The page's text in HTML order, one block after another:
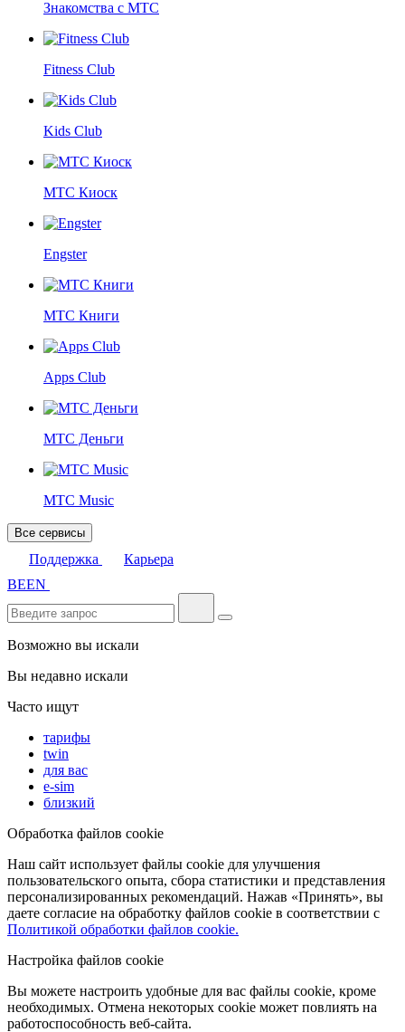
Знакомства с МТС
Fitness Club
Kids Club
МТС Киоск
Engster
МТС Книги
Apps Club
МТС Деньги
МТС Music
Все сервисы
Поддержка
Карьера
BEEN
Возможно вы искали
Вы недавно искали
Часто ищут
тарифы
twin
для вас
e-sim
близкий
Обработка файлов cookie
Наш сайт использует файлы cookie для улучшения
пользовательского опыта, сбора статистики и представления
персонализированных рекомендаций. Нажав «Принять», вы
даете согласие на обработку файлов cookie в соответствии с
Политикой обработки файлов cookie.
Настройка файлов cookie
Вы можете настроить удобные для вас файлы cookie, кроме
необходимых. Отмена некоторых cookie может повлиять на
работоспособность веб-сайта.